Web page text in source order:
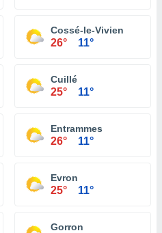
Cossé-le-Vivien
26° 11°
Cuillé
25° 11°
Entrammes
26° 11°
Evron
25° 11°
Gorron